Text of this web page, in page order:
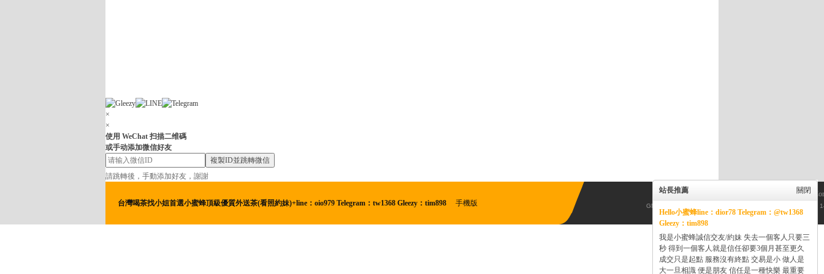
關閉
站長推薦
Hello小蜜蜂line：dior78 Telegram：@tw1368
Gleezy：tim898
我是小蜜蜂誠信交友/約妹 失去一個客人只要三
秒 得到一個客人就是信任卻要3個月甚至更久
成交只是起點 服務沒有終點 交易是小 做人是
大一旦相識 便是朋友 信任是一種快樂 最重要
×
×
使用 WeChat 扫描二维碼
或手动添加微信好友
複製ID並跳轉微信
請跳轉後，手動添加好友，謝謝
© 2001-2013
GMT+8, 2026-8-7 08:52 , Processed in 0.044620 second(s),
台灣喝茶找小姐首選小蜜蜂頂級優質外送茶(看照約妹)+line：oio979 Telegram：tw1368 Gleezy：tim898 手機版